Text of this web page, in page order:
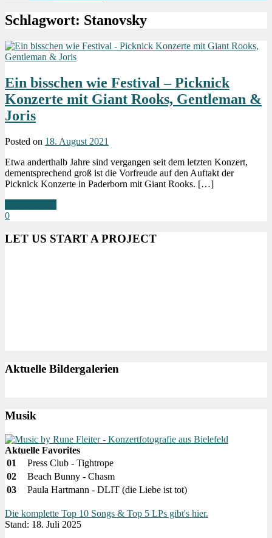
Schlagwort: Stanovsky
Ein bisschen wie Festival – Picknick
Konzerte mit Giant Rooks, Gentleman &
Joris
Posted on 18. August 2021
Etwa anderthalb Jahre sind vergangen seit dem letzten Konzert,
dementsprechend groß ist die Vorfreude auf den Auftakt der
Picknick Konzerte in Paderborn mit Giant Rooks. […]
0
LET US START A PROJECT
Aktuelle Bildergalerien
Musik
Aktuelle Favorites
01
Press Club - Tightrope
02
Beach Bunny - Chasm
03
Paula Hartmann - DLIT (die Liebe ist tot)
Die komplette Top 10 Songs & Top 5 LPs gibt's hier.
Stand: 18. Juli 2025